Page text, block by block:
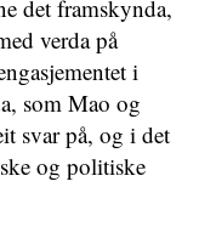
det framskynda,
verda på
i
som Mao og
svar på, og i det
og politiske